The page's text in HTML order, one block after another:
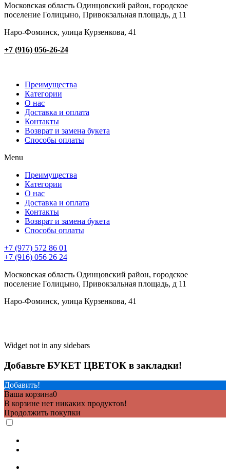
Московская область Одинцовский район, городское
поселение Голицыно, Привокзальная площадь, д 11
Наро-Фоминск, улица Курзенкова, 41
+7 (916) 056-26-24
Преимущества
Категории
О нас
Доставка и оплата
Контакты
Возврат и замена букета
Способы оплаты
Menu
Преимущества
Категории
О нас
Доставка и оплата
Контакты
Возврат и замена букета
Способы оплаты
+7 (977) 572 86 01
+7 (916) 056 26 24
Московская область Одинцовский район, городское
поселение Голицыно, Привокзальная площадь, д 11
Наро-Фоминск, улица Курзенкова, 41
Widget not in any sidebars
Добавьте БУКЕТ ЦВЕТОК в закладки!
Добавить!
Ваша корзина0
В корзине нет никаких продуктов!
Продолжить покупки